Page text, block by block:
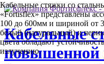
Кабельные
повышенной
Кабельные стяжки со
«Fortisflex» представлены
100 до 600мм и шириной от
белый (натуральный) и
цвета обладают
излучению.